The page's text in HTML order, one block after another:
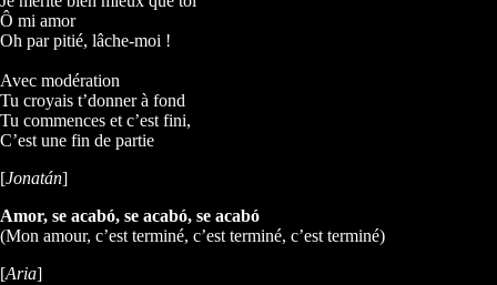
Ô mi amor
Oh par pitié, lâche-moi !
Avec modération
Tu croyais t’donner à fond
Tu commences et c’est fini,
C’est une fin de partie
[Jonatán]
Amor, se acabó, se acabó, se acabó
(Mon amour, c’est terminé, c’est terminé, c’est terminé)
[Aria]